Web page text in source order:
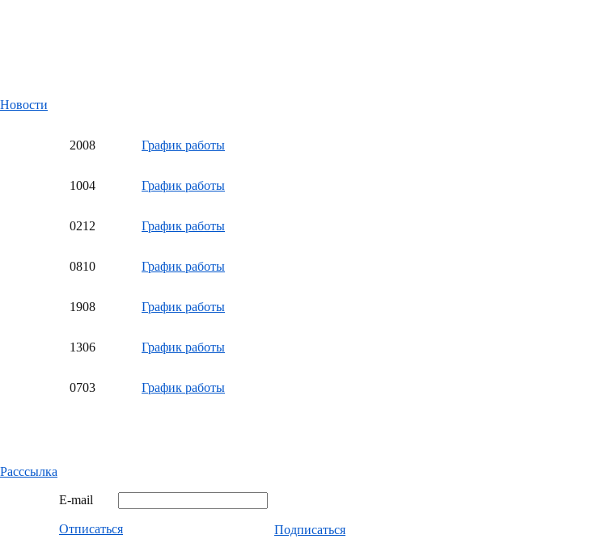
Новости
2008 График работы
1004 График работы
0212 График работы
0810 График работы
1908 График работы
1306 График работы
0703 График работы
Расссылка
E-mail
Отписаться Подписаться